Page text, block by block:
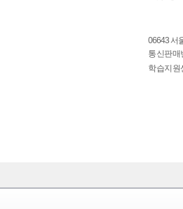
06643 서
통신판매
학습지원